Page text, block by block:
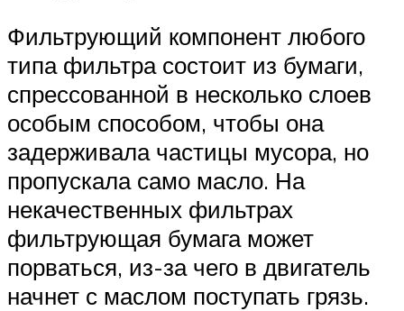
Фильтрующий компонент любого
типа фильтра состоит из бумаги,
спрессованной в несколько слоев
особым способом, чтобы она
задерживала частицы мусора, но
пропускала само масло. На
некачественных фильтрах
фильтрующая бумага может
порваться, из-за чего в двигатель
начнет с маслом поступать грязь.